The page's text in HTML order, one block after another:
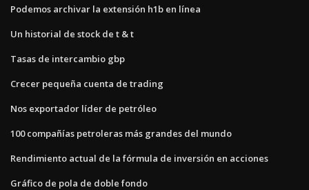
Podemos archivar la extensión h1b en línea
Un historial de stock de t & t
Tasas de intercambio gbp
Crecer pequeña cuenta de trading
Nos exportador líder de petróleo
100 compañías petroleras más grandes del mundo
Rendimiento actual de la fórmula de inversión en acciones
Gráfico de pola de doble fondo